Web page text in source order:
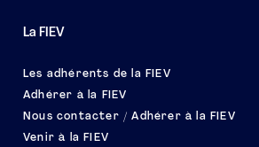
La FIEV
Les adhérents de la FIEV
Adhérer à la FIEV
Nous contacter / Adhérer à la FIEV
Venir à la FIEV